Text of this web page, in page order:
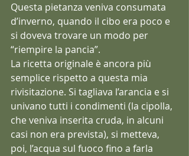
Questa pietanza veniva consumata
d’inverno, quando il cibo era poco e
si doveva trovare un modo per
“riempire la pancia”.
La ricetta originale è ancora più
semplice rispetto a questa mia
rivisitazione. Si tagliava l’arancia e si
univano tutti i condimenti (la cipolla,
che veniva inserita cruda, in alcuni
casi non era prevista), si metteva,
poi, l’acqua sul fuoco fino a farla